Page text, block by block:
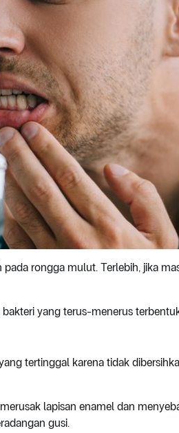
rongga mulut. Terlebih, jika
yang terus-menerus
tertinggal karena tidak
lapisan enamel dan
gusi.